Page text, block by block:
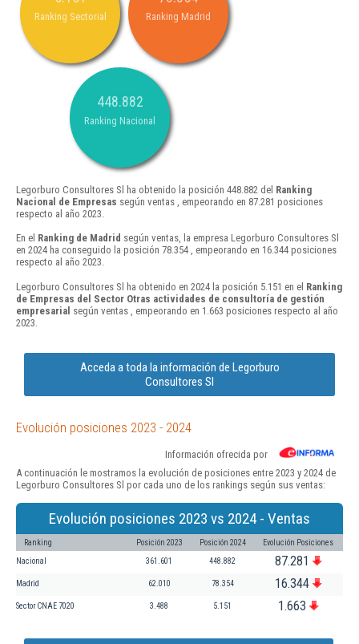
Ranking Sectorial Ranking Madrid
448.882
Ranking Nacional
Legorburo Consultores Sl ha obtenido la posición 448.882 del Ranking
Nacional de Empresas según ventas , empeorando en 87.281 posiciones
respecto al año 2023.
En el Ranking de Madrid según ventas, la empresa Legorburo Consultores Sl
en 2024 ha conseguido la posición 78.354 , empeorando en 16.344 posiciones
respecto al año 2023.
Legorburo Consultores Sl ha obtenido en 2024 la posición 5.151 en el Ranking
de Empresas del Sector Otras actividades de consultoría de gestión
empresarial según ventas , empeorando en 1.663 posiciones respecto al año
2023.
Acceda a toda la información de Legorburo
Consultores Sl
Evolución posiciones 2023 - 2024
Información ofrecida por
A continuación le mostramos la evolución de posiciones entre 2023 y 2024 de
Legorburo Consultores Sl por cada uno de los rankings según sus ventas:
Evolución posiciones 2023 vs 2024 - Ventas
Ranking Posición 2023 Posición 2024 Evolución Posiciones
Nacional 361.601 448.882 87.281
Madrid 62.010 78.354 16.344
Sector CNAE 7020 3.488 5.151 1.663